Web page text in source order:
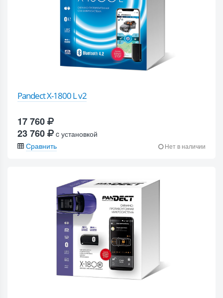
Pandect X-1800 L v2
17 760
23 760
c установкой
Сравнить
Нет в наличии